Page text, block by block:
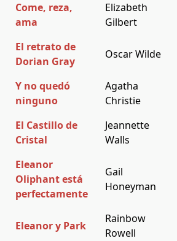
Come, reza,
ama
Elizabeth
Gilbert
El retrato de
Dorian Gray
Oscar Wilde
Y no quedó
ninguno
Agatha
Christie
El Castillo de
Cristal
Jeannette
Walls
Eleanor
Oliphant está
perfectamente
Gail
Honeyman
Eleanor y Park
Rainbow
Rowell